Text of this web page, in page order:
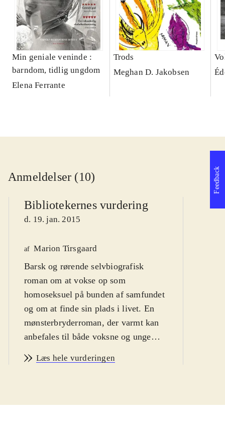
Min geniale veninde :
barndom, tidlig ungdom
Elena Ferrante
Trods
Meghan D. Jakobsen
Anmeldelser (10)
Bibliotekernes vurdering
d. 19. jan. 2015
af Marion Tirsgaard
Barsk og rørende selvbiografisk
roman om at vokse op som
homoseksuel på bunden af samfundet
og om at finde sin plads i livet. En
mønsterbryderroman, der varmt kan
anbefales til både voksne og unge
Eddy Belleguele er allerede som lille
vokser op. Han er tyndere, blidere og
Læs hele vurderingen
Feedback